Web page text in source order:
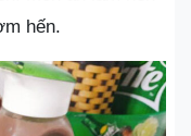
hến.